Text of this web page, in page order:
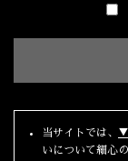
当サイトでは、 ▼
いについて細心